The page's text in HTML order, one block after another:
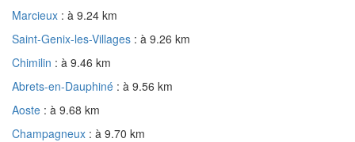
Marcieux : à 9.24 km
Saint-Genix-les-Villages : à 9.26 km
Chimilin : à 9.46 km
Abrets-en-Dauphiné : à 9.56 km
Aoste : à 9.68 km
Champagneux : à 9.70 km